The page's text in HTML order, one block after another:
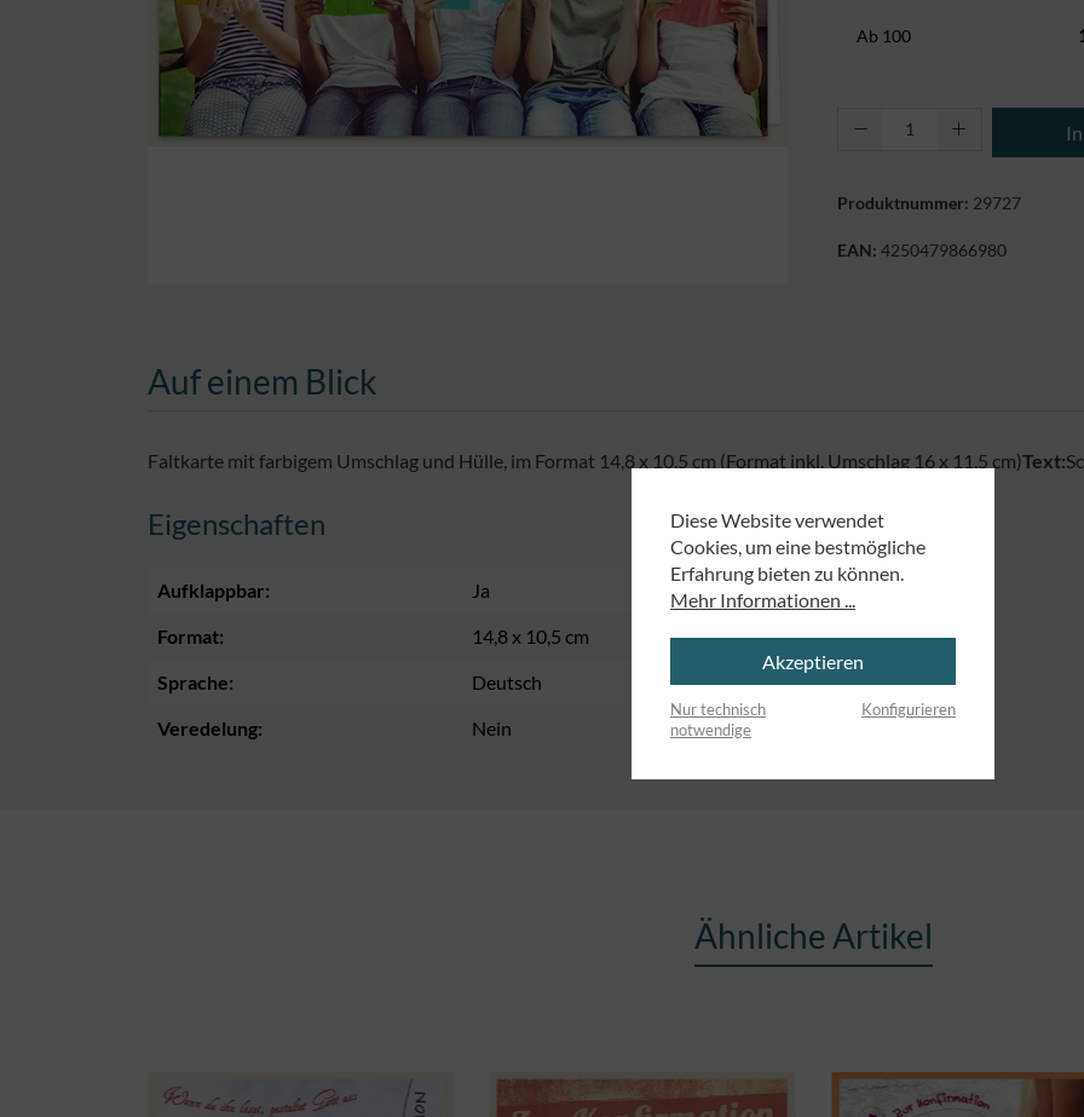
Ab 100
Produkt Anzahl:
Produktnummer: 29727
EAN: 4250479866980
Auf einem Blick
Faltkarte mit farbigem Umschlag und Hülle, im Format 14,8 x 10,5 cm (Format inkl. Umschlag 16 x 11,5 cm)Text:
Eigenschaften
Aufklappbar:
Ja
Format:
14,8 x 10,5 cm
Sprache:
Deutsch
Veredelung:
Nein
Ähnliche Artikel
Diese Website verwendet
Cookies, um eine bestmögliche
Erfahrung bieten zu können.
Mehr Informationen ...
Akzeptieren
Nur technisch
notwendige
Konfigurieren